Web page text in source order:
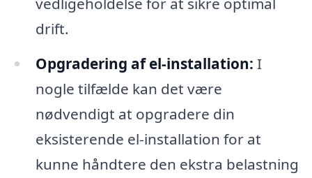
drift.
Opgradering af el-installation: I
nogle tilfælde kan det være
nødvendigt at opgradere din
eksisterende el-installation for at
kunne håndtere den ekstra belastning